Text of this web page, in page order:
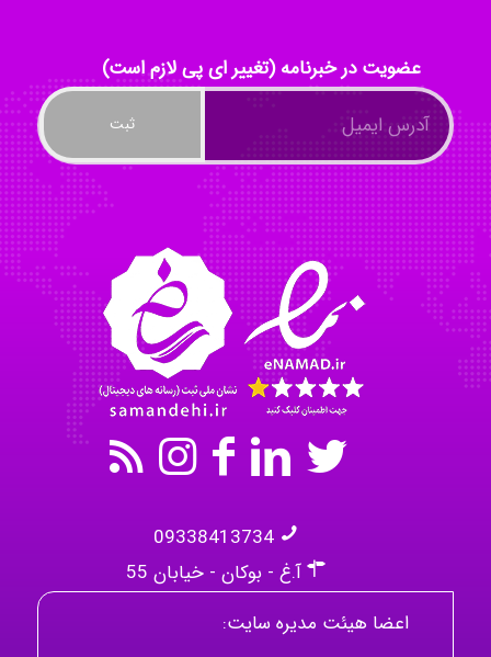
Mohammad
Tavan
akhtar shahsavandi
عضویت در خبرنامه (تغییر ای پی لازم است)
09338413734
آ.غ - بوکان - خیابان 55
اعضا هیئت مدیره سایت: